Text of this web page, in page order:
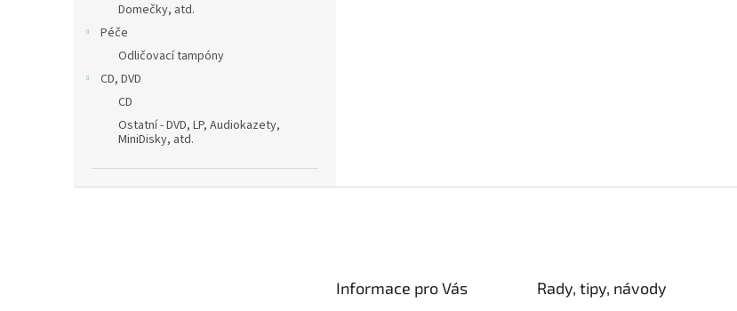
Domečky, atd.
Péče
Odličovací tampóny
CD, DVD
CD
Ostatní - DVD, LP, Audiokazety,
MiniDisky, atd.
Informace pro Vás Rady, tipy, návody